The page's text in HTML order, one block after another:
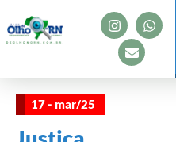
17 - mar/25